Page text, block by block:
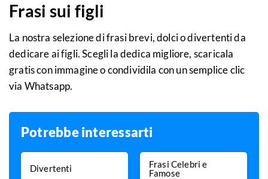
Frasi sui figli
La nostra selezione di frasi brevi, dolci o divertenti da
dedicare ai figli. Scegli la dedica migliore, scaricala
gratis con immagine o condividila con un semplice clic
via Whatsapp.
Potrebbe interessarti
Divertenti
Frasi Celebri e
Famose